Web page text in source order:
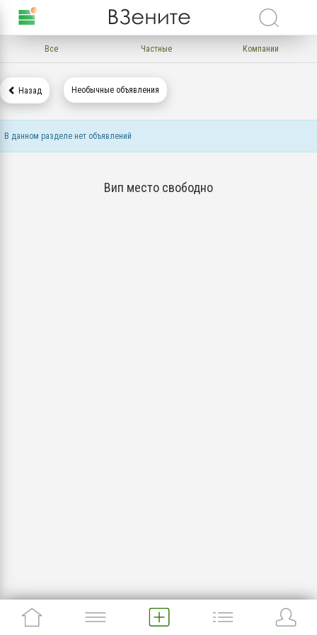
Все Частные Компании
Назад Необычные объявления
В данном разделе нет объявлений
Вип место свободно